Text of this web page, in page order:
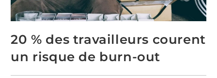
20 % des travailleurs courent
un risque de burn-out